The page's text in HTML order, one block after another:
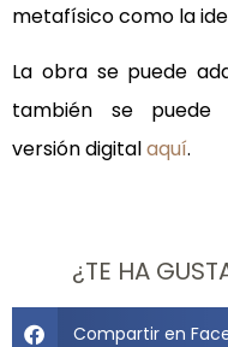
metafísico como la
La obra se puede
también se puede
versión digitalaquí.
¿TE HA
Compartir en